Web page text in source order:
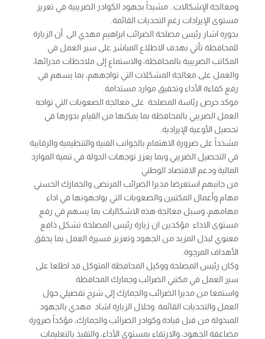
ومعالجة الإشكالات.. مشيداً بجهود الكوادر الضريبية في تعزيز
مستوى الإيرادات رغم التحديات القائمة.
بدوره اشار رئيس مصلحة الضرائب ابراهيم مهدي الى أن الزيارة
للمحافظة تأتي بهدف الاطلاع المباشر على سير العمل في
المكاتب الضريبية بالمحافظة، والاستماع إلى ملاحظات مدرائها،
والعمل على معالجة المشكلات التي تواجههم، بما يسهم في
رفع كفاءة الأداء وتحقيق موارد مستدامة.
موكد حرص رئاسة المصلحة على معالجة الصعوبات التي تواجه
العمل الضريبي بالمحافظة بما يمكنها من القيام بدورها في
تحصيل الأوعية الإيرادية.
مشدداً على ضرورة الاهتمام بالجوانب الفنية والتنظيمية والرقابية
في التحصيل الضريبي وبما يعزز توجهات الدولة في تنمية الموارد
المالية ودعم الاقتصاد الوطني
من جانبهم استعرضا مديرا الضرائب المرتضى والجمارك الحسني
مهام وأعمال المكتبين والصعوبات التي يواجهونها في اداء
مهامهم، وسبل معالجة هذه الاشكاليات بما يسهم في رفع
مستوى الاداء. مؤكدين ان زيارة رئيس المصلحة تشكل دافع
معنوي لبذل المزيد من الجهود وتعزيز مسيرة العمل بما يحقق
الأهداف المرجوة.
وكان رئيس المصلحة ووكيل المحافظة المتوكل قد اطلعا على
سير العمل في مكتبي الضرائب وجمارك المحافظة
واستمعا من مديرا الضرائب والجمارك إلى شرح تفصيلي حول
العمل والتحديات القائمة. وخلال الزيارة اشاد مهدي بالجهود
المبذولة من قبل قيادة وكوادر الضرائب والجمارك، مؤكداً ضرورة
مضاعفة الجهود، والارتقاء بمستوى الأداء، والتقيد بالتعليمات